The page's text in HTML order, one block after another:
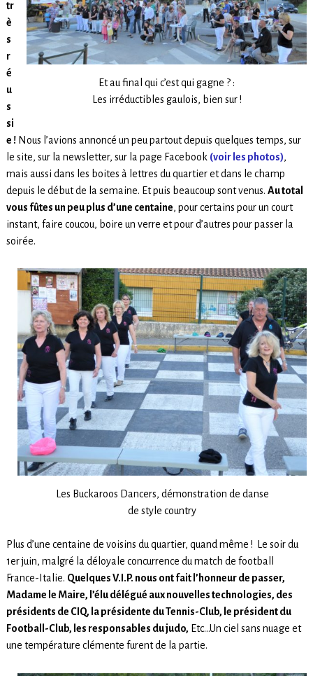
Et au final qui c’est qui gagne ? :
Les irréductibles gaulois, bien sur !
tr
è
s
r
é
u
s
si
e !Nous l’avions annoncé un peu partout depuis quelques temps, sur
le site, sur la newsletter, sur la page Facebook (voir les photos),
mais aussi dans les boites à lettres du quartier et dans le champ
depuis le début de la semaine. Et puis beaucoup sont venus. Au total
vous fûtes un peu plus d’une centaine, pour certains pour un court
instant, faire coucou, boire un verre et pour d’autres pour passer la
soirée.
Les Buckaroos Dancers, démonstration de danse
de style country
Plus d’une centaine de voisins du quartier, quand même ! Le soir du
1er juin, malgré la déloyale concurrence du match de football
France-Italie. Quelques V.I.P. nous ont fait l’honneur de passer,
Madame le Maire, l’élu délégué aux nouvelles technologies, des
présidents de CIQ, la présidente du Tennis-Club, le président du
Football-Club, les responsables du judo, Etc…Un ciel sans nuage et
une température clémente furent de la partie.